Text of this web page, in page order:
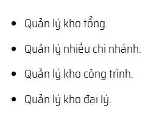
Quản lý kho tổng.
Quản lý nhiều chi nhánh.
Quản lý kho công trình.
Quản lý kho đại lý.